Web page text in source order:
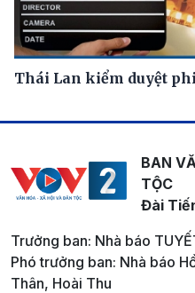
Thái Lan kiểm duyệt
BAN
TỘC
Đài
Trưởng ban: Nhà báo
Phó trưởng ban: Nhà báo
Thân, Hoài Thu